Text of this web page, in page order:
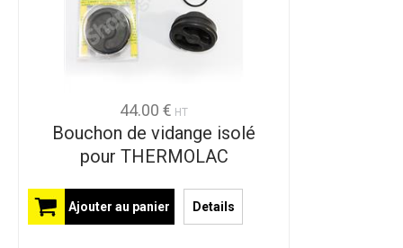
44.00 € HT
Bouchon de vidange isolé
pour THERMOLAC
Ajouter au panier Details